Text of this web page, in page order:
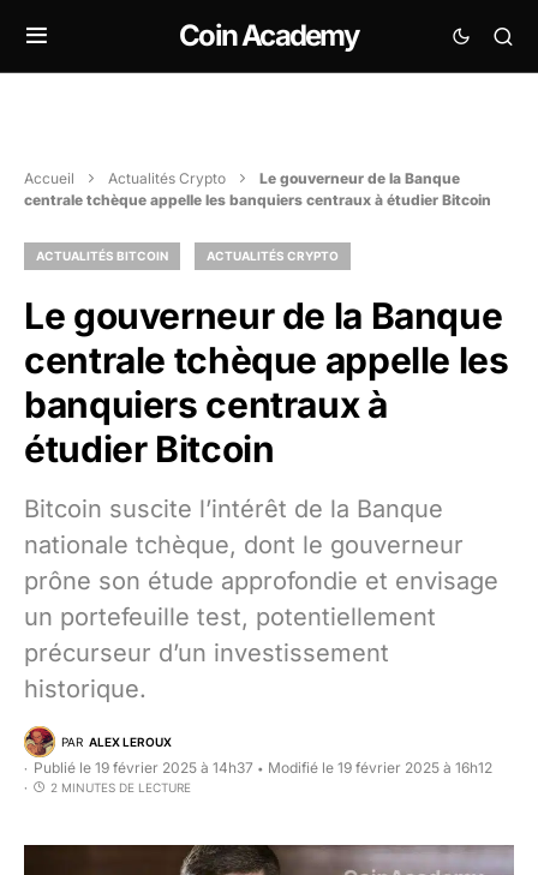
Coin Academy
Accueil Actualités Crypto
Le gouverneur de la Banque
centrale tchèque appelle les banquiers centraux à étudier Bitcoin
ACTUALITÉS BITCOIN ACTUALITÉS CRYPTO
Le gouverneur de la Banque
centrale tchèque appelle les
banquiers centraux à
étudier Bitcoin
Bitcoin suscite l’intérêt de la Banque
nationale tchèque, dont le gouverneur
prône son étude approfondie et envisage
un portefeuille test, potentiellement
précurseur d’un investissement
historique.
PAR ALEX LEROUX
Publié le 19 février 2025 à 14h37 • Modifié le 19 février 2025 à 16h12
2 MINUTES DE LECTURE